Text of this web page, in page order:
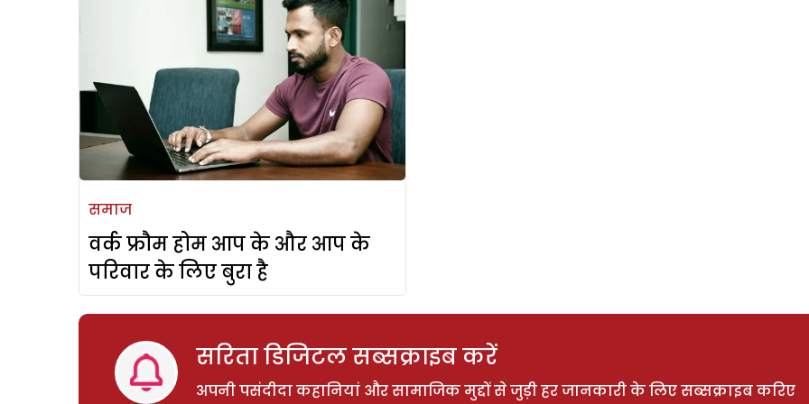
समाज
वर्क फ्रौम होम आप के और आप के
परिवार के लिए बुरा है
सरिता डिजिटल सब्सक्राइब करें
अपनी पसंदीदा कहानियां और सामाजिक मुद्दों से जुड़ी हर जानकारी के लिए सब्सक्राइब करिए